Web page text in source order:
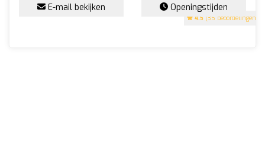
4.5 (35 beoordelingen)
E-mail bekijken Openingstijden